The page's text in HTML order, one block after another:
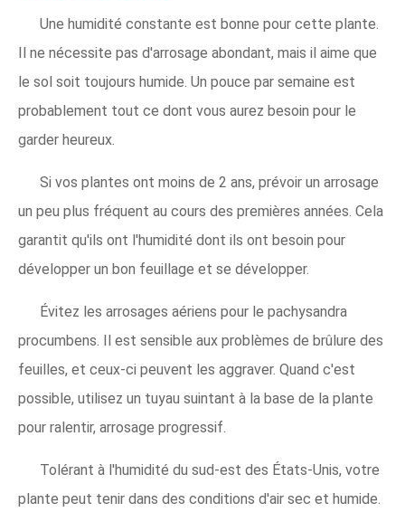
Une humidité constante est bonne pour cette plante.
Il ne nécessite pas d'arrosage abondant, mais il aime que
le sol soit toujours humide. Un pouce par semaine est
probablement tout ce dont vous aurez besoin pour le
garder heureux.
Si vos plantes ont moins de 2 ans, prévoir un arrosage
un peu plus fréquent au cours des premières années. Cela
garantit qu'ils ont l'humidité dont ils ont besoin pour
développer un bon feuillage et se développer.
Évitez les arrosages aériens pour le pachysandra
procumbens. Il est sensible aux problèmes de brûlure des
feuilles, et ceux-ci peuvent les aggraver. Quand c'est
possible, utilisez un tuyau suintant à la base de la plante
pour ralentir, arrosage progressif.
Tolérant à l'humidité du sud-est des États-Unis, votre
plante peut tenir dans des conditions d'air sec et humide.